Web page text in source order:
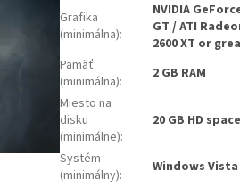
Grafika
(minimálna):
NVIDIA
GT / ATI
2600 XT or
Pamäť
(minimálna):
2 GB RAM
Miesto na
disku
(minimálne):
20 GB HD space
Systém
(minimálny): Windows Vista